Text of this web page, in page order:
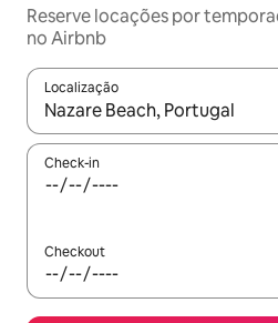
Reserve locações por
no Airbnb
Localização
Quando os resultados
Check-in
Checkout